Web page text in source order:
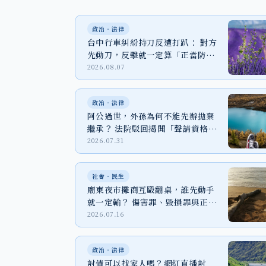
政治‧法律
台中行車糾紛持刀反遭打趴： 對方
先動刀，反擊就一定算「正當防
衛」嗎？
2026.08.07
政治‧法律
阿公過世，外孫為何不能先辦拋棄
繼承？ 法院駁回揭開「聲請資格」
關鍵
2026.07.31
社會‧民生
廟東夜市攤商互毆翻桌，誰先動手
就一定輸？ 傷害罪、毀損罪與正當
防衛一次看
2026.07.16
政治‧法律
討債可以找家人嗎？網紅直播討